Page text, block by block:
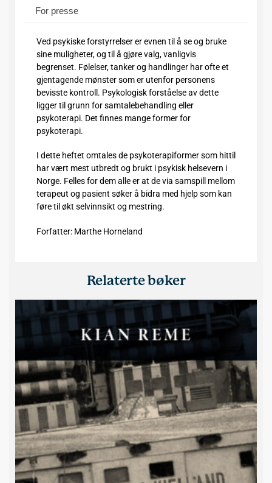
For presse
Ved psykiske forstyrrelser er evnen til å se og bruke
sine muligheter, og til å gjøre valg, vanligvis
begrenset. Følelser, tanker og handlinger har ofte et
gjentagende mønster som er utenfor personens
bevisste kontroll. Psykologisk forståelse av dette
ligger til grunn for samtalebehandling eller
psykoterapi. Det finnes mange former for
psykoterapi.
I dette heftet omtales de psykoterapiformer som hittil
har vært mest utbredt og brukt i psykisk helsevern i
Norge. Felles for dem alle er at de via samspill mellom
terapeut og pasient søker å bidra med hjelp som kan
føre til økt selvinnsikt og mestring.
Forfatter: Marthe Horneland
Relaterte bøker